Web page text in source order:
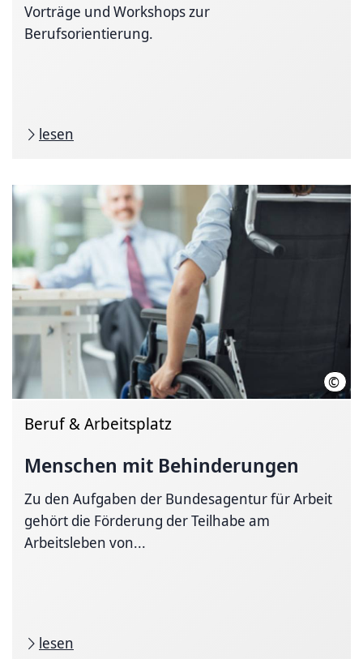
Vorträge und Workshops zur
Berufsorientierung.
lesen
©
Beruf & Arbeitsplatz
Menschen mit Behinderungen
Zu den Aufgaben der Bundesagentur für Arbeit
gehört die Förderung der Teilhabe am
Arbeitsleben von...
lesen